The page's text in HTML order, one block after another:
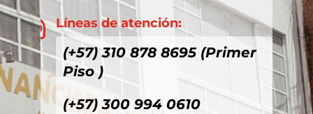
 Líneas de atención:
(+57) 310 878 8695 (Primer
Piso )
(+57) 300 994 0610